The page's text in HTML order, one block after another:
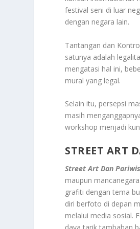
festival seni di luar
dengan negara lain.
Tantangan dan
satunya adalah
mengatasi hal ini,
mural yang legal.
Selain itu, persepsi
masih
workshop menjadi
STREET ART
Street Art Dan
maupun
grafiti dengan tema
diri berfoto di depan
melalui media sosial.